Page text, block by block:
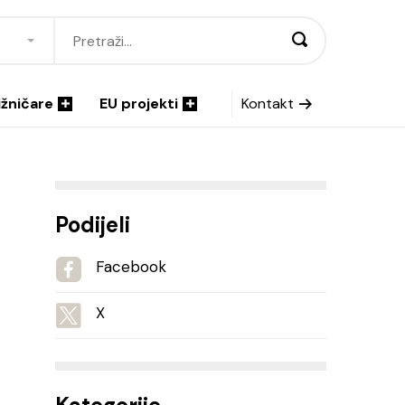
EU projekti Kontakt
Podijeli
Facebook
X